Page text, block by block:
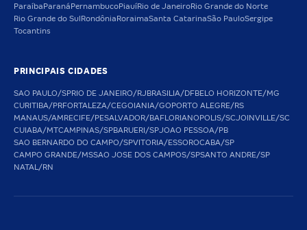
Paraíba Paraná PernambucoPiauíRio de JaneiroRio Grande do Norte
Rio Grande do Sul Rondônia RoraimaSanta CatarinaSão PauloSergipe
Tocantins
PRINCIPAIS CIDADES
SAO PAULO/SPRIO DE JANEIRO/RJBRASILIA/DFBELO HORIZONTE/MG
CURITIBA/PRFORTALEZA/CEGOIANIA/GOPORTO ALEGRE/RS
MANAUS/AMRECIFE/PESALVADOR/BAFLORIANOPOLIS/SCJOINVILLE/SC
CUIABA/MTCAMPINAS/SPBARUERI/SPJOAO PESSOA/PB
SAO BERNARDO DO CAMPO/SPVITORIA/ESSOROCABA/SP
CAMPO GRANDE/MSSAO JOSE DOS CAMPOS/SPSANTO ANDRE/SP
NATAL/RN